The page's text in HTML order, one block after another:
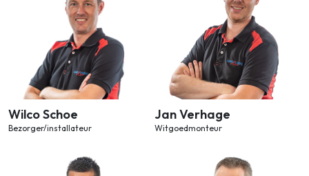
Wilco Schoe
Bezorger/installateur
Jan Verhage
Witgoedmonteur